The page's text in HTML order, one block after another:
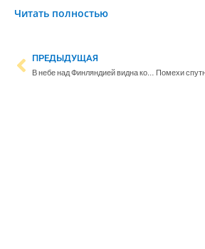
Читать полностью
ПРЕДЫДУЩАЯ
В небе над Финляндией видна комета